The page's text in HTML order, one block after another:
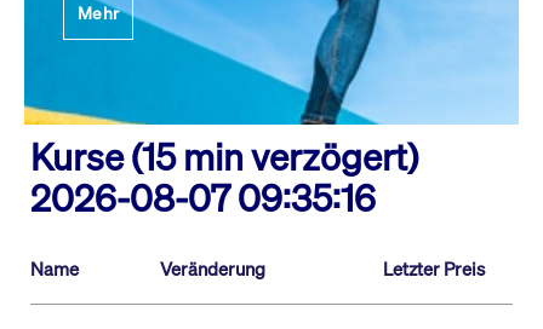
Mehr
Kurse (15 min verzögert)
2026-08-07 09:35:16
Name Veränderung Letzter Preis